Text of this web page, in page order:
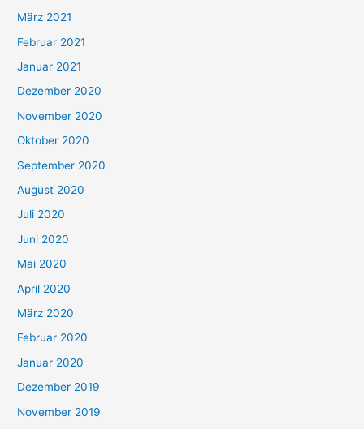
März 2021
Februar 2021
Januar 2021
Dezember 2020
November 2020
Oktober 2020
September 2020
August 2020
Juli 2020
Juni 2020
Mai 2020
April 2020
März 2020
Februar 2020
Januar 2020
Dezember 2019
November 2019